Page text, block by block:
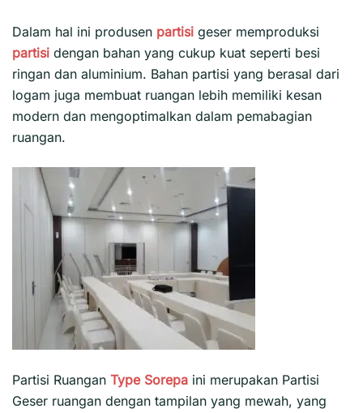
Dalam hal ini produsen partisi geser memproduksi
partisi dengan bahan yang cukup kuat seperti besi
ringan dan aluminium. Bahan partisi yang berasal dari
logam juga membuat ruangan lebih memiliki kesan
modern dan mengoptimalkan dalam pemabagian
ruangan.
Partisi Ruangan Type Sorepa ini merupakan Partisi
Geser ruangan dengan tampilan yang mewah, yang